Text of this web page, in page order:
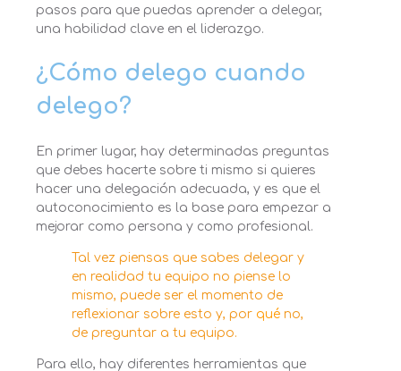
pasos para que puedas aprender a delegar,
una habilidad clave en el liderazgo.
¿Cómo delego cuando
delego?
En primer lugar, hay determinadas preguntas
que debes hacerte sobre ti mismo si quieres
hacer una delegación adecuada, y es que el
autoconocimiento es la base para empezar a
mejorar como persona y como profesional.
Tal vez piensas que sabes delegar y
en realidad tu equipo no piense lo
mismo, puede ser el momento de
reflexionar sobre esto y, por qué no,
de preguntar a tu equipo.
Para ello, hay diferentes herramientas que